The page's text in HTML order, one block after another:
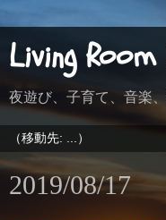
Living
夜遊び、子育て、音楽
2019/08/17